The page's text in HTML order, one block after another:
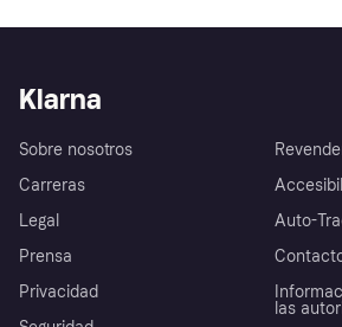
Klarna
Sobre nosotros
Carreras
Legal
Prensa
Privacidad
Auto-
las